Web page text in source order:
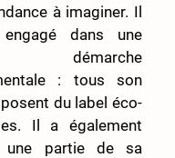
à imaginer. Il
dans une
démarche
: tous son
du label éco-
Il a également
une partie de sa